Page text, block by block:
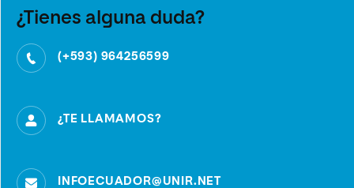
¿Tienes alguna duda?
(+593) 964256599
¿TE LLAMAMOS?
INFOECUADOR@UNIR.NET